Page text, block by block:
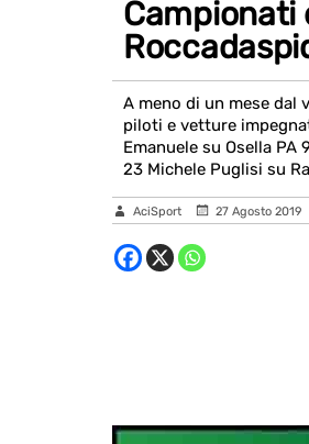
Campionati
A meno di un mese dal
piloti e vetture
Emanuele su Osella
23 Michele Puglisi su
AciSport 27 Agosto 2019